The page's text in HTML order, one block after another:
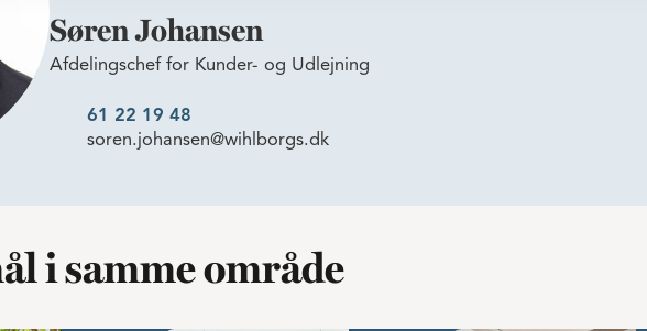
Søren Johansen
Afdelingschef for Kunder- og Udlejning
61 22 19 48
soren.johansen@wihlborgs.dk
i samme område